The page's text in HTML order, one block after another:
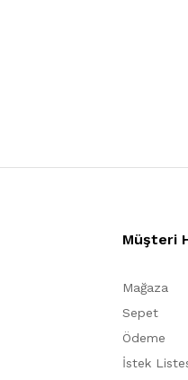
Müşteri
Mağaza
Sepet
Ödeme
İstek